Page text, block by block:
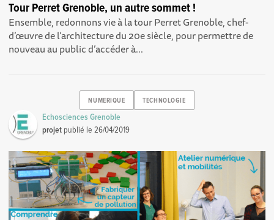
Tour Perret Grenoble, un autre sommet !
Ensemble, redonnons vie à la tour Perret Grenoble, chef-
d’œuvre de l’architecture du 20e siècle, pour permettre de
nouveau au public d’accéder à...
NUMERIQUE TECHNOLOGIE
Echosciences Grenoble
projet publié le26/04/2019